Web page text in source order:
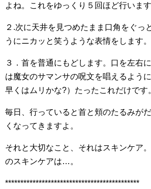
よね。これをゆっくり５回ほど行います
２.次に天井を見つめたまま口角をぐっ
うにニカッと笑うような表情をします
３．首を普通にもどします。口を左右
は魔女のサマンサの呪文を唱えるよう
早くはムリかな?）たったこれだけです
毎日、行っていると首と頬のたるみが
くなってきますよ。
それと大切なこと、それはスキンケア
のスキンケアは…。
********************************************